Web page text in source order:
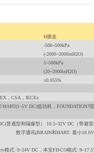
H膜盒
-500~500kPa
(-2000~2000inH2O)
5~500kPa
(20~2000inH2O)
±0.055%
，CSA，IECEx
HART(1~5V DC)低功耗，FOUNDATION?
普通型和隔爆型） 10.5~32V DC（带避
和HART: 最小16.6V DC）
模式: 9~24V DC，本安FISCO模式: